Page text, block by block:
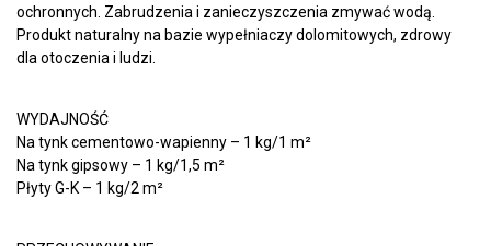
ochronnych. Zabrudzenia i zanieczyszczenia zmywać wodą.
Produkt naturalny na bazie wypełniaczy dolomitowych, zdrowy
dla otoczenia i ludzi.
WYDAJNOŚĆ
Na tynk cementowo-wapienny – 1 kg/1 m²
Na tynk gipsowy – 1 kg/1,5 m²
Płyty G-K – 1 kg/2 m²